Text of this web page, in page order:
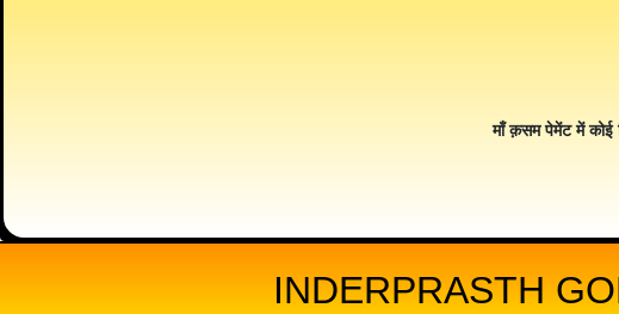
माँ क़सम पेमेंट में कोई
INDERPRASTH